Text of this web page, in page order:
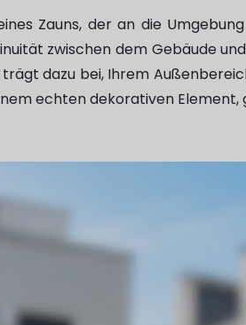
Zauns, der an die
zwischen dem Gebäude
dazu bei, Ihrem
echten dekorativen